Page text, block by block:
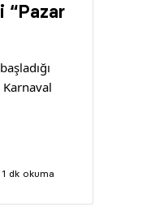
“Pazar
Karnaval
1 dk okuma